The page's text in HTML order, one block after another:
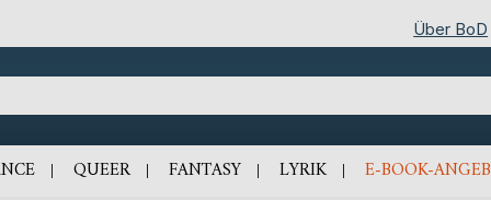
Über BoD
QUEER FANTASY LYRIK E-BOOK-